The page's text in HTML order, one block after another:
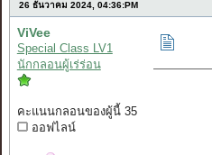
26 ธันวาคม 2024, 04:36:PM
ViVee
Special Class LV1
นักกลอนผู้เร่ร่อน
คะแนนกลอนของผู้นี้ 35
ออฟไลน์